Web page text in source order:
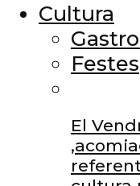
Cultura
Festes
El